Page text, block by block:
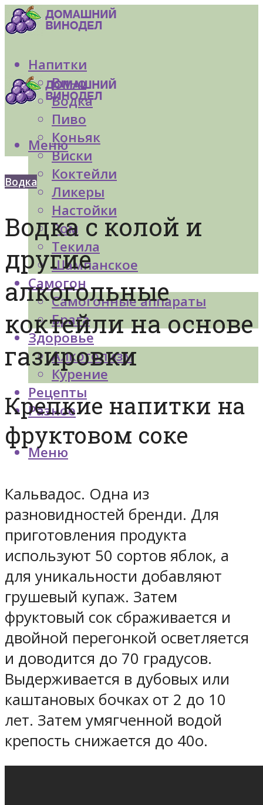
Напитки
Вино
Водка
Пиво
Коньяк
Виски
Коктейли
Ликеры
Настойки
Ром
Текила
Шампанское
Самогон
Самогонные аппараты
Брага
Здоровье
Алкоголизм
Курение
Рецепты
Разное
Меню
Меню
Водка
Водка с колой и
другие
алкогольные
коктейли на основе
газировки
Крепкие напитки на
фруктовом соке
Кальвадос. Одна из
разновидностей бренди. Для
приготовления продукта
используют 50 сортов яблок, а
для уникальности добавляют
грушевый купаж. Затем
фруктовый сок сбраживается и
двойной перегонкой осветляется
и доводится до 70 градусов.
Выдерживается в дубовых или
каштановых бочках от 2 до 10
лет. Затем умягченной водой
крепость снижается до 40о.